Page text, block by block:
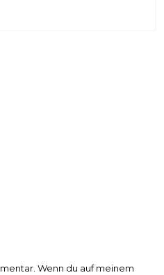
Wenn du auf meinem